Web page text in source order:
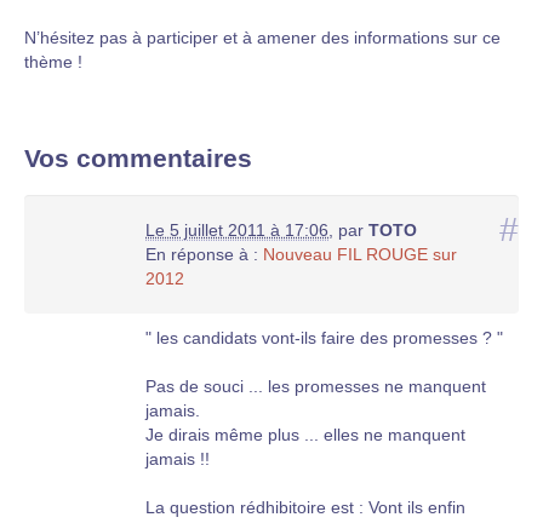
N’hésitez pas à participer et à amener des informations sur ce
thème !
Vos commentaires
#
Le 5 juillet 2011 à 17:06 par TOTO
En réponse à : Nouveau FIL ROUGE sur
2012
" les candidats vont-ils faire des promesses ? "
Pas de souci ... les promesses ne manquent
jamais.
Je dirais même plus ... elles ne manquent
jamais !!
La question rédhibitoire est : Vont ils enfin